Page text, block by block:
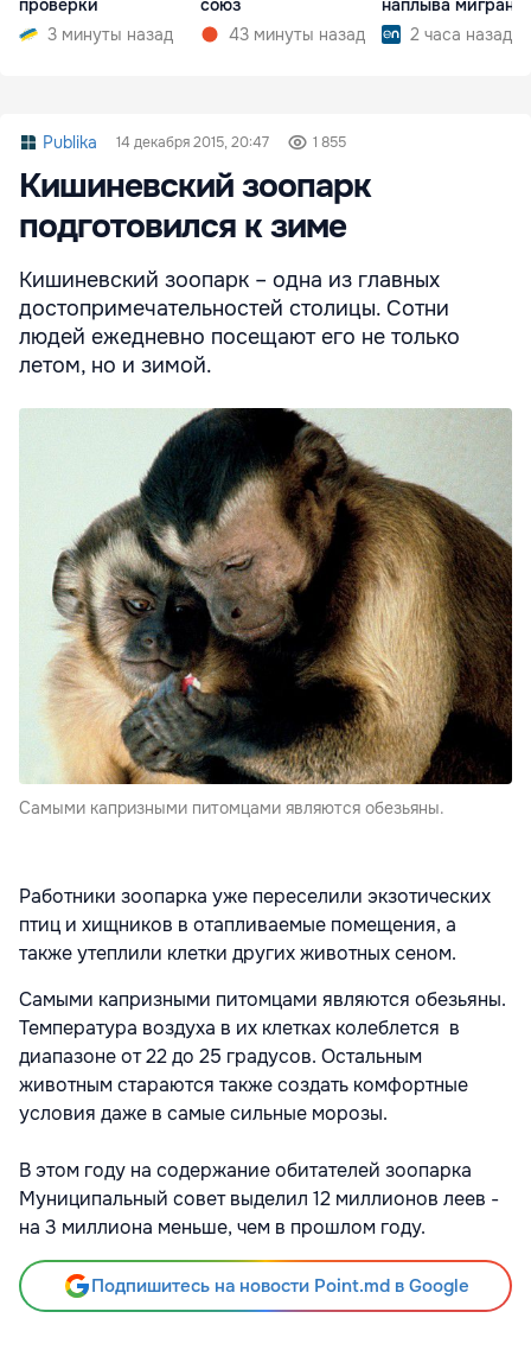
проверки
3 минуты назад
союз
43 минуты назад
наплыва
2 часа назад
Publika 14 декабря 2015, 20:47 1 855
Кишиневский зоопарк
подготовился к зиме
Кишиневский зоопарк – одна из главных
достопримечательностей столицы. Сотни
людей ежедневно посещают его не только
летом, но и зимой.
Самыми капризными питомцами являются обезьяны.
Работники зоопарка уже переселили экзотических
птиц и хищников в отапливаемые помещения, а
также утеплили клетки других животных сеном.
Самыми капризными питомцами являются обезьяны.
Температура воздуха в их клетках колеблется в
диапазоне от 22 до 25 градусов. Остальным
животным стараются также создать комфортные
условия даже в самые сильные морозы.
В этом году на содержание обитателей зоопарка
Муниципальный совет выделил 12 миллионов леев -
на 3 миллиона меньше, чем в прошлом году.
Подпишитесь на новости Point.md в Google